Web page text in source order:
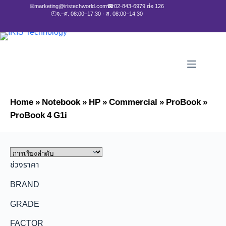
✉marketing@iristechworld.com☎02-843-6979 ต่อ 126
🕘จ.–ศ. 08:00–17:30 · ส. 08:00–14:30
Home»Notebook»HP»Commercial»ProBook»
ProBook 4 G1i
ช่วงราคา
BRAND
GRADE